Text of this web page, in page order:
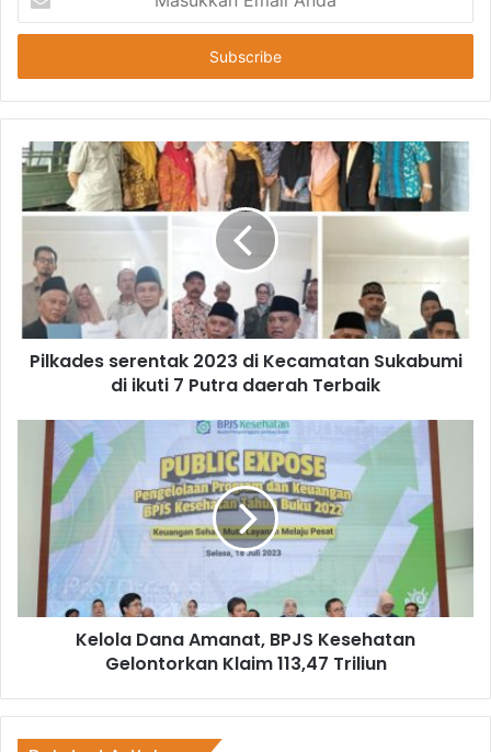
Email
Anda
Pilkades serentak 2023 di Kecamatan Sukabumi
di ikuti 7 Putra daerah Terbaik
Kelola Dana Amanat, BPJS Kesehatan
Gelontorkan Klaim 113,47 Triliun